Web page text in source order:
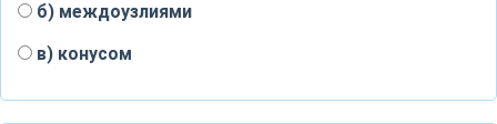
б) междоузлиями
в) конусом